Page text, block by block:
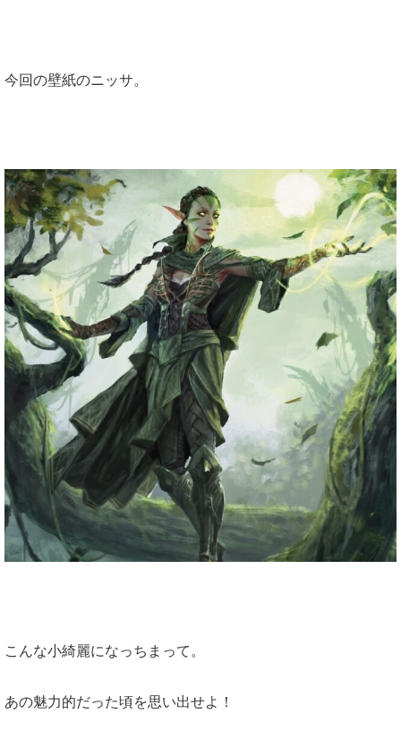
今回の壁紙のニッサ。
こんな小綺麗になっちまって。
あの魅力的だった頃を思い出せよ！